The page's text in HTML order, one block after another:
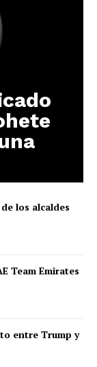
los alcaldes
Team Emirates
entre Trump y